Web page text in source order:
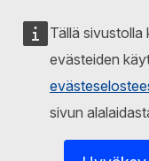
Tällä
evästeiden
sivun